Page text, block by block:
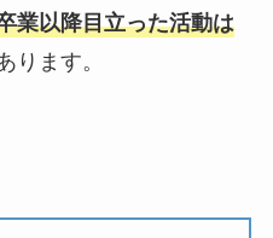
業以降目立った活動は
ります。